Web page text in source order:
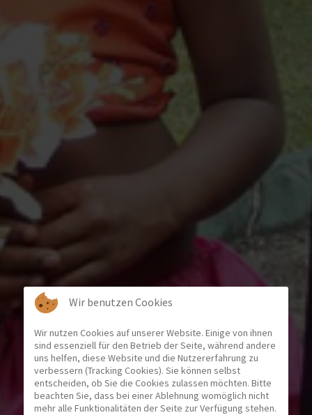
Wir benutzen Cookies
Wir nutzen Cookies auf unserer Website. Einige von ihnen
sind essenziell für den Betrieb der Seite, während andere
uns helfen, diese Website und die Nutzererfahrung zu
verbessern (Tracking Cookies). Sie können selbst
entscheiden, ob Sie die Cookies zulassen möchten. Bitte
beachten Sie, dass bei einer Ablehnung womöglich nicht
mehr alle Funktionalitäten der Seite zur Verfügung stehen.